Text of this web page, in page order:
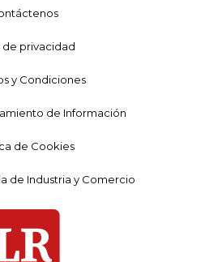
de privacidad
y Condiciones
de Información
de Cookies
de Industria y Comercio